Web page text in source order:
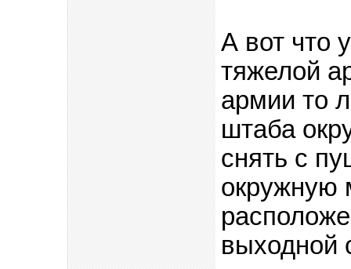
А вот что
тяжелой
армии то
штаба
снять с
окружную
выходной